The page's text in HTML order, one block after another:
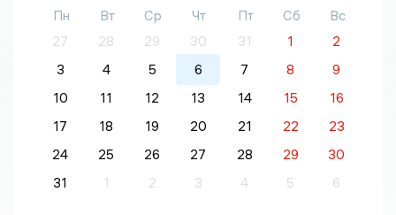
Пн Вт Ср Чт Пт Сб
Вс
27
28 29 30 31 1
2
3
4 5 6 7 8
9
10
11 12 13 14 15
16
17
18 19 20 21 22
23
24
25 26 27 28 29
30
31
1 2 3 4 5 6